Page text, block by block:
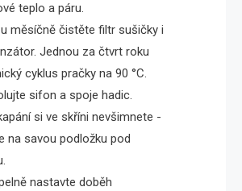
teplo a páru.
měsíčně čistěte filtr sušičky i
Jednou za čtvrt roku
cyklus pračky na 90 °C.
sifon a spoje hadic.
si ve skříni nevšimnete -
na savou podložku pod
nastavte doběh